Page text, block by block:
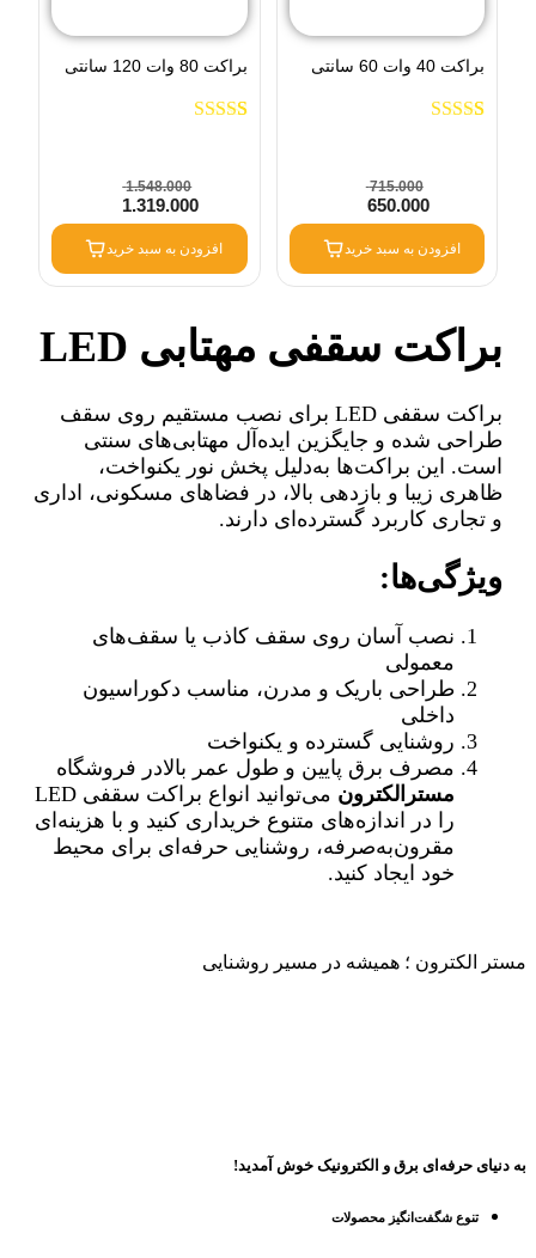
براکت 40 وات 60 سانتی
ویمکس IR-V3440-K
715.000
650.000
افزودن به سبد خرید
براکت 80 وات 120 سانتی
ویمکس IR-V3480-K
1.548.000
1.319.000
افزودن به سبد خرید
براکت سقفی مهتابی LED
براکت سقفی LED برای نصب مستقیم روی سقف
طراحی شده و جایگزین ایده‌آل مهتابی‌های سنتی
است. این براکت‌ها به‌دلیل پخش نور یکنواخت،
ظاهری زیبا و بازدهی بالا، در فضاهای مسکونی، اداری
و تجاری کاربرد گسترده‌ای دارند.
ویژگی‌ها:
نصب آسان روی سقف کاذب یا سقف‌های
معمولی
طراحی باریک و مدرن، مناسب دکوراسیون
داخلی
روشنایی گسترده و یکنواخت
مصرف برق پایین و طول عمر بالادر فروشگاه
مسترالکترون
می‌توانید انواع براکت سقفی LED
را در اندازه‌های متنوع خریداری کنید و با هزینه‌ای
مقرون‌به‌صرفه، روشنایی حرفه‌ای برای محیط
خود ایجاد کنید.
مستر الکترون ؛ همیشه در مسیر روشنایی
به دنیای حرفه‌ای برق و الکترونیک خوش آمدید!
تنوع شگفت‌انگیز محصولات